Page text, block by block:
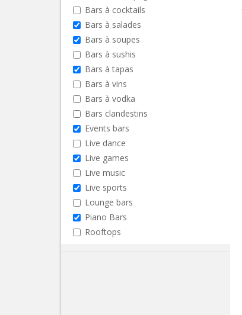
Bars à cocktails
Bars à salades
Bars à soupes
Bars à sushis
Bars à tapas
Bars à vins
Bars à vodka
Bars clandestins
Events bars
Live dance
Live games
Live music
Live sports
Lounge bars
Piano Bars
Rooftops